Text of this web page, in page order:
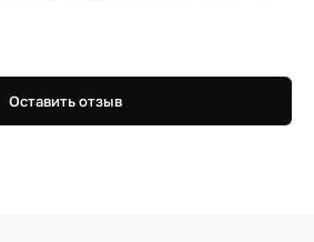
Оставить отзыв